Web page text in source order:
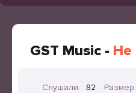
GST Music - Не
Слушали: 82 Размер: